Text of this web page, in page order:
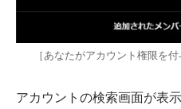
［あなたがアカウント権限を
アカウントの検索画面が表